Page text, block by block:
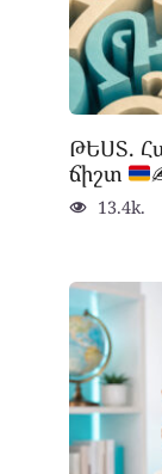
ԹԵՍՏ.
ճիշտ
13.4k.